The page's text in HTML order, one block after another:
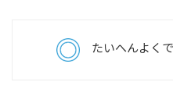
採用情報
たいへんよく